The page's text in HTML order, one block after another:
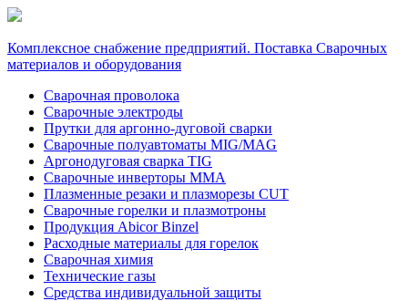
Комплексное снабжение предприятий. Поставка Сварочных
материалов и оборудования
Сварочная проволока
Сварочные электроды
Прутки для аргонно-дуговой сварки
Сварочные полуавтоматы MIG/MAG
Аргонодуговая сварка TIG
Сварочные инверторы MMA
Плазменные резаки и плазморезы CUT
Сварочные горелки и плазмотроны
Продукция Abicor Binzel
Расходные материалы для горелок
Сварочная химия
Технические газы
Средства индивидуальной защиты